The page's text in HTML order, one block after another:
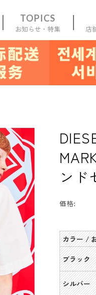
TOPICS
お知らせ・特集 店
お気に入り マイ
ンド
価格:
カラー /
ブラック
シルバー